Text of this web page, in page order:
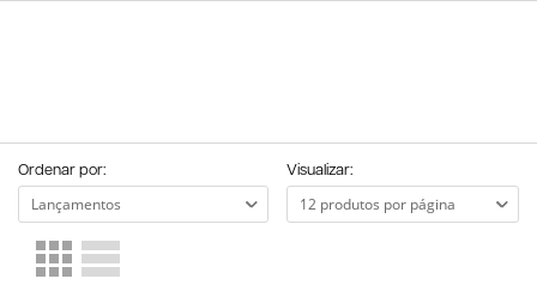
Ordenar por: Visualizar: